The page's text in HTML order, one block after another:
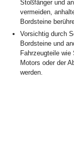
Stoßfänger und
vermeiden,
Bordsteine
Vorsichtig durch
Bordsteine und
Fahrzeugteile
Motors oder der
werden.